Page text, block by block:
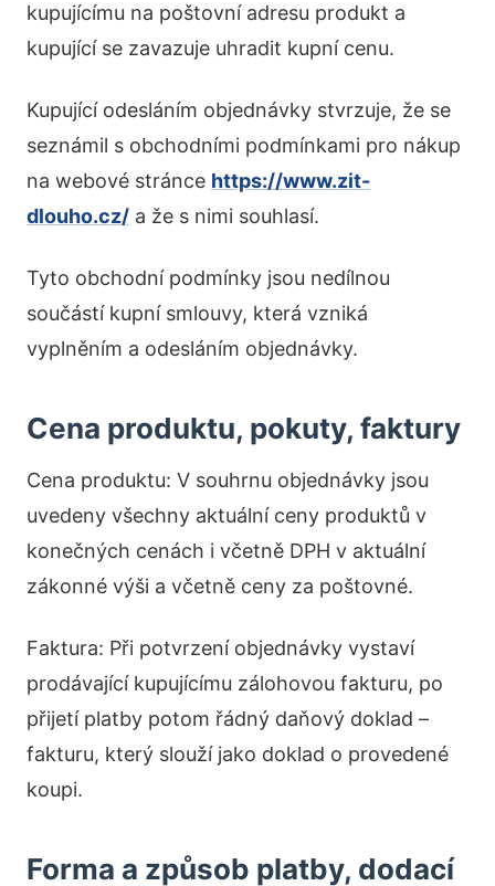
kupujícímu na poštovní adresu produkt a
kupující se zavazuje uhradit kupní cenu.
Kupující odesláním objednávky stvrzuje, že se
seznámil s obchodními podmínkami pro nákup
na webové stránce https://www.zit-
dlouho.cz/ a že s nimi souhlasí.
Tyto obchodní podmínky jsou nedílnou
součástí kupní smlouvy, která vzniká
vyplněním a odesláním objednávky.
Cena produktu, pokuty, faktury
Cena produktu: V souhrnu objednávky jsou
uvedeny všechny aktuální ceny produktů v
konečných cenách i včetně DPH v aktuální
zákonné výši a včetně ceny za poštovné.
Faktura: Při potvrzení objednávky vystaví
prodávající kupujícímu zálohovou fakturu, po
přijetí platby potom řádný daňový doklad –
fakturu, který slouží jako doklad o provedené
koupi.
Forma a způsob platby, dodací